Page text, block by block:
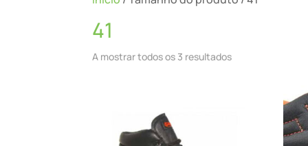
41
A mostrar todos os 3 resultados